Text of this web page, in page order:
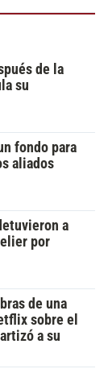
de la
su
fondo para
aliados
a
por
de una
sobre el
a su